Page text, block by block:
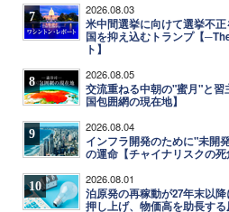
7 2026.08.03
米中間選挙に向けて選挙不
国を抑え込むトランプ【
ト】
8 2026.08.05
交流重ねる中朝の"蜜月"と
国包囲網の現在地】
9 2026.08.04
インフラ開発のために"未開
の運命【チャイナリスクの死
10 2026.08.01
泊原発の再稼動が27年末以
押し上げ、物価高を助長す